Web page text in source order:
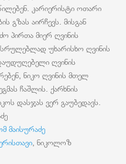
კარიერისტი ოთარი
გზას აირჩევს. მისგან
პირთა მიერ ღვინის
უხარისხო ღვინის
ღვინის
ნიკო ღვინის მთელ
ჩაშლის. ქარხნის
დასჯას ვერ გაუბედავს.
მაისურაძე
, ნიკოლოზ